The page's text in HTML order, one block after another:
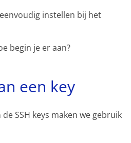
instellen bij het
begin je er aan?
een key
SSH keys maken we gebruik